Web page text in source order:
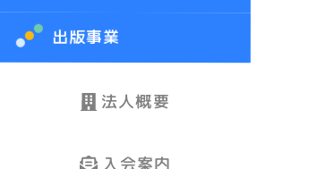
出版事業
法人概要
入会案内